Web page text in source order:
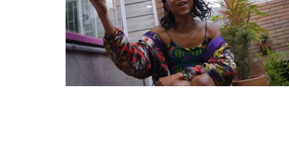
LoMaasBello: reexistir es reescribir
26/Nov/2021